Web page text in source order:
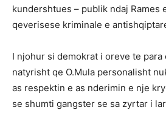
kundershtues – publik ndaj Rames
qeverisese kriminale e
I njohur si demokrat i oreve te
natyrisht qe O.Mula personalisht
as respektin e as nderimin e nje
se shumti gangster se sa zyrtar i